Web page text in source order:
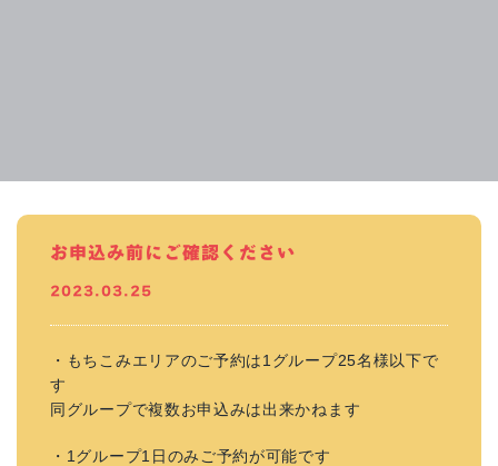
お申込み前にご確認ください
2023.03.25
・もちこみエリアのご予約は1グループ25名様以下で
す
同グループで複数お申込みは出来かねます
・1グループ1日のみご予約が可能です